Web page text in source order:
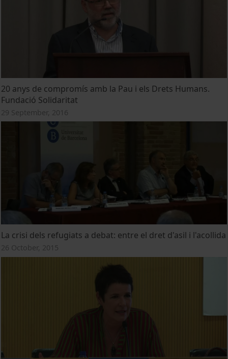
20 anys de compromís amb la Pau i els Drets Humans.
Fundació Solidaritat
29 September, 2016
La crisi dels refugiats a debat: entre el dret d'asil i l'acollida
26 October, 2015